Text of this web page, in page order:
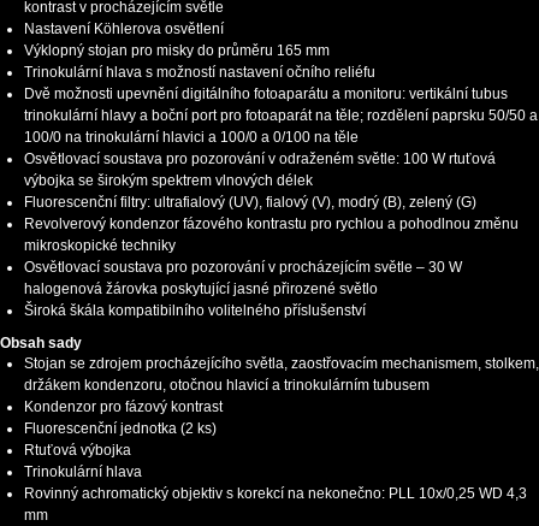
kontrast v procházejícím světle
Nastavení Köhlerova osvětlení
Výklopný stojan pro misky do průměru 165 mm
Trinokulární hlava s možností nastavení očního reliéfu
Dvě možnosti upevnění digitálního fotoaparátu a monitoru: vertikální tubus
trinokulární hlavy a boční port pro fotoaparát na těle; rozdělení paprsku 50/50 a
100/0 na trinokulární hlavici a 100/0 a 0/100 na těle
Osvětlovací soustava pro pozorování v odraženém světle: 100 W rtuťová
výbojka se širokým spektrem vlnových délek
Fluorescenční filtry: ultrafialový (UV), fialový (V), modrý (B), zelený (G)
Revolverový kondenzor fázového kontrastu pro rychlou a pohodlnou změnu
mikroskopické techniky
Osvětlovací soustava pro pozorování v procházejícím světle – 30 W
halogenová žárovka poskytující jasné přirozené světlo
Široká škála kompatibilního volitelného příslušenství
Obsah sady
Stojan se zdrojem procházejícího světla, zaostřovacím mechanismem, stolkem,
držákem kondenzoru, otočnou hlavicí a trinokulárním tubusem
Kondenzor pro fázový kontrast
Fluorescenční jednotka (2 ks)
Rtuťová výbojka
Trinokulární hlava
Rovinný achromatický objektiv s korekcí na nekonečno: PLL 10x/0,25 WD 4,3
mm